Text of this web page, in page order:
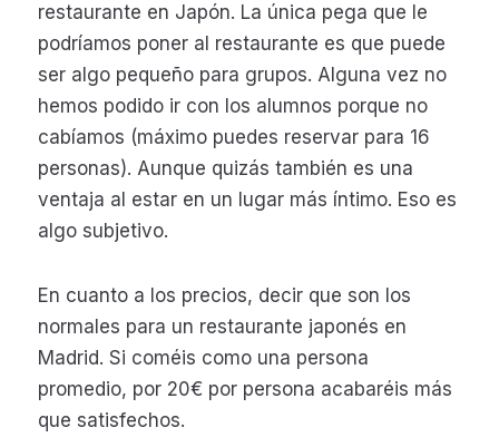
restaurante en Japón. La única pega que le
podríamos poner al restaurante es que puede
ser algo pequeño para grupos. Alguna vez no
hemos podido ir con los alumnos porque no
cabíamos (máximo puedes reservar para 16
personas). Aunque quizás también es una
ventaja al estar en un lugar más íntimo. Eso es
algo subjetivo.
En cuanto a los precios, decir que son los
normales para un restaurante japonés en
Madrid. Si coméis como una persona
promedio, por 20€ por persona acabaréis más
que satisfechos.